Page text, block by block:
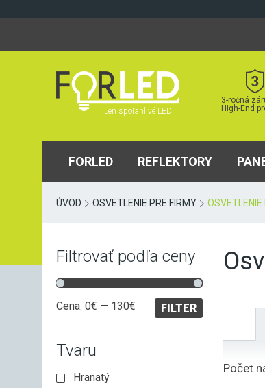
to
Len spoľahlivé LED
3-ročná
High-End
FORLED REFLEKTORY
ÚVOD OSVETLENIE PRE FIRMY OSVETLENIE
Počet
Filtrovať podľa ceny
Minimálna
Maximálna
FILTER
Cena: 0€ — 130€
Tvaru
Hranatý